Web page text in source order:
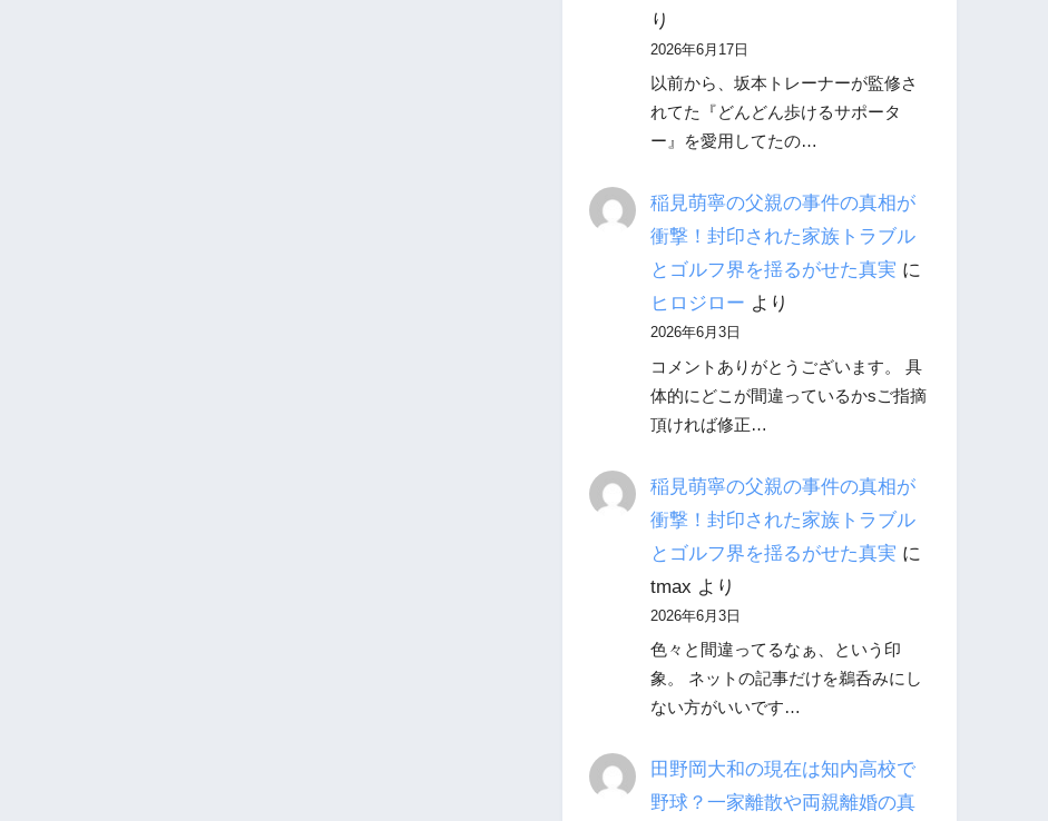
り
2026年6月17日
以前から、坂本トレーナーが監修さ
れてた『どんどん歩けるサポータ
ー』を愛用してたの…
稲見萌寧の父親の事件の真相が
衝撃！封印された家族トラブル
とゴルフ界を揺るがせた真実 に
ヒロジロー より
2026年6月3日
コメントありがとうございます。 具
体的にどこが間違っているかsご指摘
頂ければ修正…
稲見萌寧の父親の事件の真相が
衝撃！封印された家族トラブル
とゴルフ界を揺るがせた真実 に
tmax より
2026年6月3日
色々と間違ってるなぁ、という印
象。 ネットの記事だけを鵜呑みにし
ない方がいいです…
田野岡大和の現在は知内高校で
野球？一家離散や両親離婚の真